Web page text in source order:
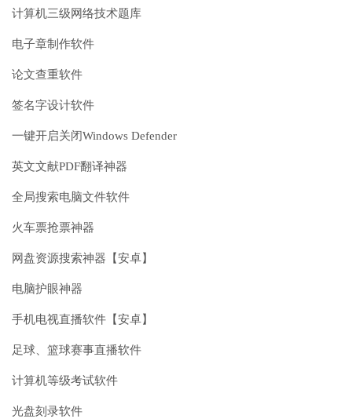
计算机三级网络技术题库
电子章制作软件
论文查重软件
签名字设计软件
一键开启关闭Windows Defender
英文文献PDF翻译神器
全局搜索电脑文件软件
火车票抢票神器
网盘资源搜索神器【安卓】
电脑护眼神器
手机电视直播软件【安卓】
足球、篮球赛事直播软件
计算机等级考试软件
光盘刻录软件